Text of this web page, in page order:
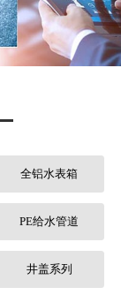
全铝水表箱
PE给水管道
井盖系列